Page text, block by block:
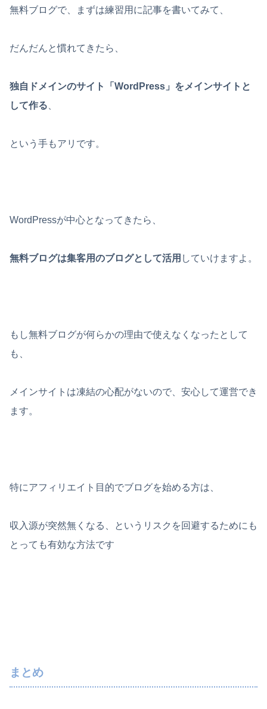
無料ブログで、まずは練習用に記事を書いてみて、
だんだんと慣れてきたら、
独自ドメインのサイト「WordPress」をメインサイトと
して作る
という手もアリです。
WordPressが中心となってきたら、
無料ブログは集客用のブログとして活用 していけますよ。
もし無料ブログが何らかの理由で使えなくなったとして
も、
メインサイトは凍結の心配がないので、安心して運営でき
ます。
特にアフィリエイト目的でブログを始める方は、
収入源が突然無くなる、というリスクを回避するためにも
とっても有効な方法です
まとめ